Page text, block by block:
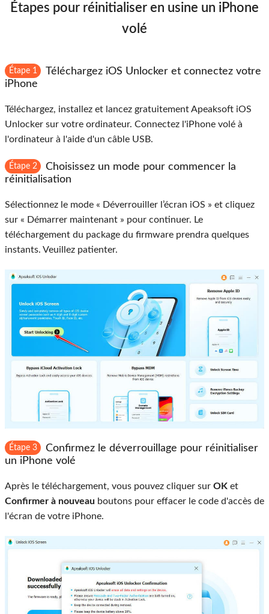
Étapes pour réinitialiser en usine un iPhone
volé
Étape 1
Téléchargez iOS Unlocker et connectez votre
iPhone
Téléchargez, installez et lancez gratuitement Apeaksoft iOS
Unlocker sur votre ordinateur. Connectez l'iPhone volé à
l'ordinateur à l'aide d'un câble USB.
Étape 2
Choisissez un mode pour commencer la
réinitialisation
Sélectionnez le mode « Déverrouiller l’écran iOS » et cliquez
sur « Démarrer maintenant » pour continuer. Le
téléchargement du package du firmware prendra quelques
instants. Veuillez patienter.
Étape 3
Confirmez le déverrouillage pour réinitialiser
un iPhone volé
Après le téléchargement, vous pouvez cliquer sur OK et
Confirmer à nouveau boutons pour effacer le code d'accès de
l'écran de votre iPhone.